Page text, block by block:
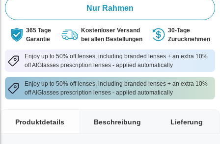
Nur Rahmen
365 Tage
Garantie
Kostenloser Versand
bei allen Bestellungen
30-Tage
Zurücknehmen
Enjoy up to 50% off lenses, including branded lenses + an extra 10%
off AlGlasses prescription lenses - applied automatically
Enjoy up to 50% off lenses, including branded lenses + an extra 10%
off AlGlasses prescription lenses - applied automatically
Produktdetails Beschreibung Lieferung